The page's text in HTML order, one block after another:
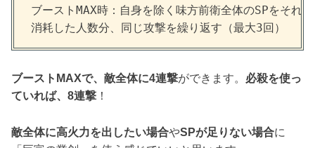
ブーストMAX時：自身を除く味方前衛全体のSPをそれ
消耗した人数分、同じ攻撃を繰り返す（最大3回）
ブーストMAXで、敵全体に4連撃ができます。 必殺を使っ
ていれば、8連撃 ！
敵全体に高火力を出したい場合やSPが足りない場合に